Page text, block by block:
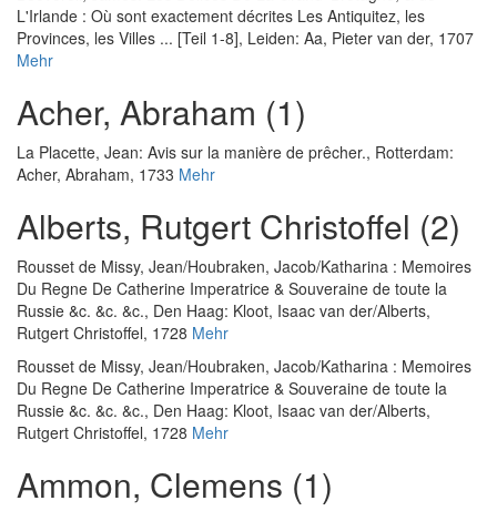
L'Irlande : Où sont exactement décrites Les Antiquitez, les
Provinces, les Villes ... [Teil 1-8], Leiden: Aa, Pieter van der, 1707
Mehr
Acher, Abraham (1)
La Placette, Jean: Avis sur la manière de prêcher., Rotterdam:
Acher, Abraham, 1733 Mehr
Alberts, Rutgert Christoffel (2)
Rousset de Missy, Jean/Houbraken, Jacob/Katharina : Memoires
Du Regne De Catherine Imperatrice & Souveraine de toute la
Russie &c. &c. &c., Den Haag: Kloot, Isaac van der/Alberts,
Rutgert Christoffel, 1728 Mehr
Rousset de Missy, Jean/Houbraken, Jacob/Katharina : Memoires
Du Regne De Catherine Imperatrice & Souveraine de toute la
Russie &c. &c. &c., Den Haag: Kloot, Isaac van der/Alberts,
Rutgert Christoffel, 1728 Mehr
Ammon, Clemens (1)